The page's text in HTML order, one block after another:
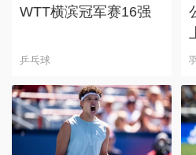
WTT横滨冠军赛16强
乒乓球